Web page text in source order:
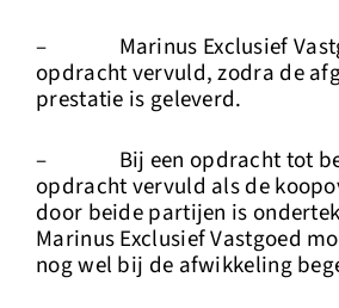
– Marinus Exclusief
opdracht vervuld, zodra de
prestatie is geleverd.
– Bij een opdracht tot
opdracht vervuld als de
door beide partijen is
Marinus Exclusief Vastgoed
nog wel bij de afwikkeling